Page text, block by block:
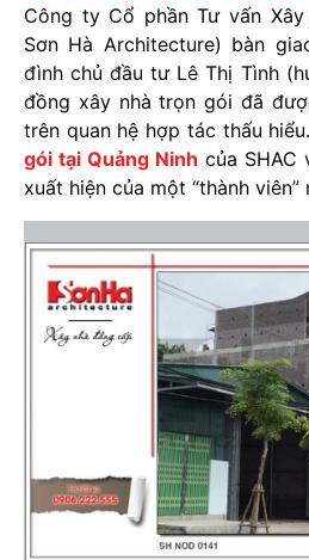
Công ty Cổ phần Tư vấn
Sơn Hà Architecture) bàn
đình chủ đầu tư Lê Thị Tình
đồng xây nhà trọn gói đã
trên quan hệ hợp tác thấu hiểu.
gói tại Quảng Ninh của SHAC
xuất hiện của một “thành viên”